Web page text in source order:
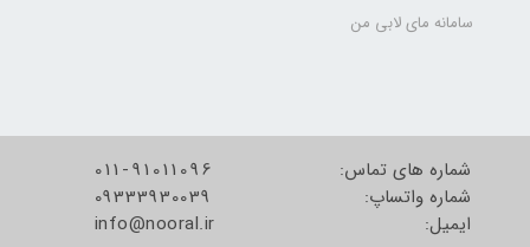
سامانه مای لابی من
شماره های تماس:
شماره واتساپ:
​​​​​​​ایمیل:
011-91011096
09333930039
info@nooral.ir